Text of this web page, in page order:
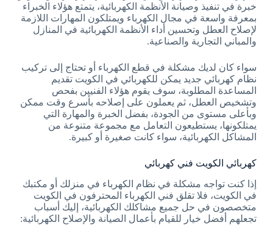
خبرة في تنفيذ وصيانة الأنظمة الكهربائية، يتمتع هؤلاء الخبراء
بمعرفة واسعة في مجال الكهرباء ويمتلكون المهارات اللازمة
لإصلاح العطل وتحسين أداء الأنظمة الكهربائية في المنازل
والمباني التجارية والصناعية.
سواء كان لديك مشكلة في قطع الكهرباء أو تحتاج إلى تركيب
نظام كهربائي جديد يمكن للكهربائي في الكويت تقديم
المساعدة المطلوبة، سوف يقوم هؤلاء الفنيين بفحص
وتشخيص العطل، ثم يعملون على إصلاحه بأسرع وقت ممكن
وبأعلى مستوى من الجودة، بفضل الخبرة والمهارة التي
يمتلكونها، يستطيعون التعامل مع مجموعة متنوعة من
المشاكل الكهربائية، سواء كانت صغيرة أو كبيرة.
كهربائي الكويت فني كهربائي
إذا كنت تواجه مشكلة في نظام الكهرباء في منزلك أو مكتبك
في الكويت، فلا تقلق فني الكهرباء المحترفون في الكويت
متخصصون في حل جميع مشاكلك الكهربائية، إليك أسباب
تجعلهم أفضل خيار للقيام بأعمال الصيانة والإصلاح الكهربائية: